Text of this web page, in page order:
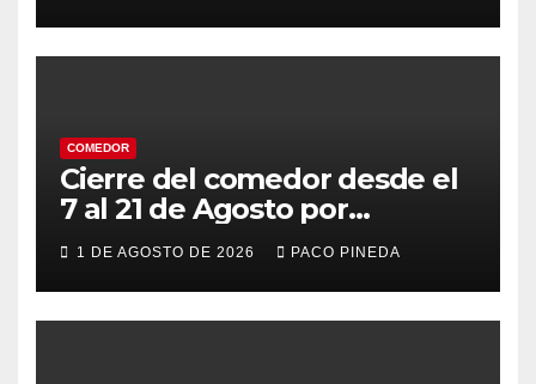
COMEDOR
Cierre del comedor desde el
7 al 21 de Agosto por
vacaciones
1 DE AGOSTO DE 2026 PACO PINEDA